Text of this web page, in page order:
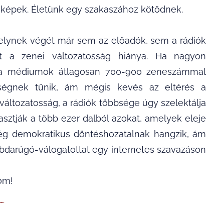
Életünk egy szakaszához kötődnek.
végét már sem az előadók, sem a rádiók
zenei változatosság hiánya. Ha nagyon
átlagosan 700-900 zeneszámmal
tűnik, ám mégis kevés az eltérés a
a rádiók többsége úgy szelektálja
a több ezer dalból azokat, amelyek eleje
demokratikus döntéshozatalnak hangzik, ám
válogatottat egy internetes szavazáson